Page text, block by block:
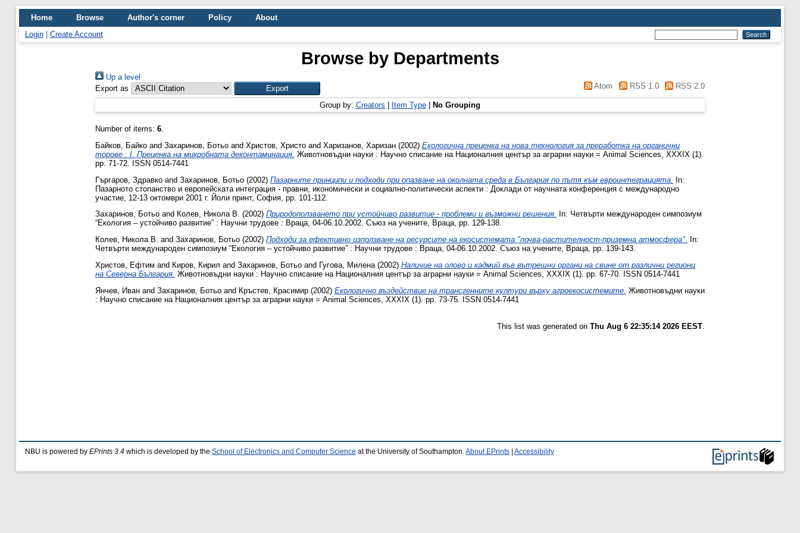
Home Browse Author's corner Policy
About
Login
Create Account
Browse by Departments
Up a level
Export as
Atom RSS 1.0 RSS 2.0
Group by: Creators Item Type No Grouping
Number of items: 6.
Байков, Байко and Захаринов, Ботьо and Христов, Христо and Харизанов, Харизан (2002) Екологична преценка на нова технология за преработка на органични
торове : I. Преценка на микробната деконтаминация. Животновъдни науки : Научно списание на Националния център за аграрни науки = Animal Sciences, XXXIX (1).
pp. 71-72. ISSN 0514-7441
Гъргаров, Здравко and Захаринов, Ботьо (2002) Пазарните принципи и подходи при опазване на околната среда в България по пътя към евроинтеграцията. In:
Пазарното стопанство и европейската интеграция - правни, икономически и социално-политически аспекти : Доклади от научната конференция с международно
участие, 12-13 октомври 2001 г. Йоли принт, София, pp. 101-112.
Захаринов, Ботьо and Колев, Никола В. (2002) Природоползването при устойчиво развитие - проблеми и възможни решения.
In: Четвърти международен симпозиум
“Екология – устойчиво развитие” : Научни трудове : Враца, 04-06.10.2002. Съюз на учените, Враца, pp. 129-138.
Колев, Никола В. and Захаринов, Ботьо (2002) Подходи за ефективно използване на ресурсите на екосистемата "почва-растителност-приземна атмосфера".
In:
Четвърти международен симпозиум “Екология – устойчиво развитие” : Научни трудове : Враца, 04-06.10.2002. Съюз на учените, Враца, pp. 139-143.
Христов, Ефтим and Киров, Кирил and Захаринов, Ботьо and Гугова, Милена (2002) Наличие на олово и кадмий във вътрешни органи на свине от различни региони
на Северна България. Животновъдни науки : Научно списание на Националния център за аграрни науки = Animal Sciences, XXXIX (1). pp. 67-70. ISSN 0514-7441
Янчев, Иван and Захаринов, Ботьо and Кръстев, Красимир (2002) Екологично въздействие на трансгенните култури върху агроекосистемите. Животновъдни науки
: Научно списание на Националния център за аграрни науки = Animal Sciences, XXXIX (1). pp. 73-75. ISSN 0514-7441
This list was generated on Thu Aug 6 22:35:14 2026 EEST
NBU is powered by EPrints 3.4 which is developed by the School of Electronics and Computer Science at the University of Southampton. About EPrints Accessibility